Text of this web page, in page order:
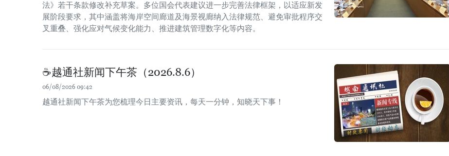
法》若干条款修改补充草案。多位国会代表建议进一步完善法律框架，以适应新发
展阶段要求，其中涵盖将海岸空间廊道及海景视廊纳入法律规范、避免审批程序交
叉重叠、强化应对气候变化能力、推进建筑管理数字化等内容。
☕️越通社新闻下午茶（2026.8.6）
06/08/2026 09:42
越通社新闻下午茶为您梳理今日主要资讯，每天一分钟，知晓天下事！